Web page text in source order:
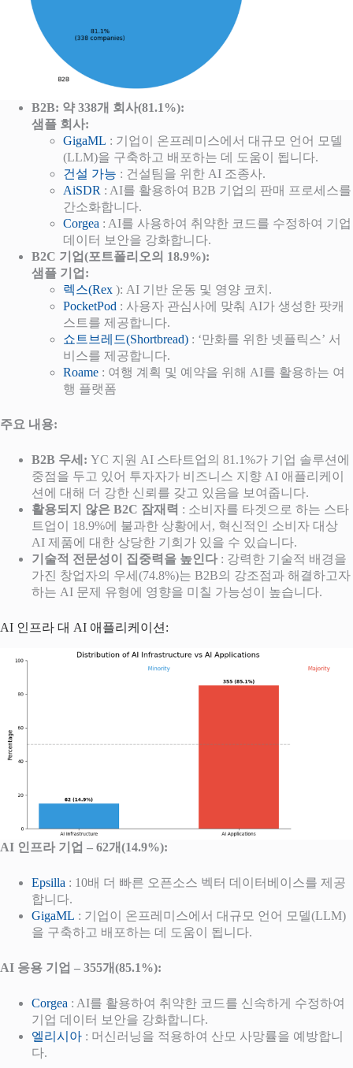
B2B: 약 338개 회사(81.1%):
샘플 회사:
GigaML : 기업이 온프레미스에서 대규모 언어 모델
(LLM)을 구축하고 배포하는 데 도움이 됩니다.
건설 가능 : 건설팀을 위한 AI 조종사.
AiSDR : AI를 활용하여 B2B 기업의 판매 프로세스를
간소화합니다.
Corgea : AI를 사용하여 취약한 코드를 수정하여 기업
데이터 보안을 강화합니다.
B2C 기업(포트폴리오의 18.9%):
샘플 기업:
렉스(Rex ): AI 기반 운동 및 영양 코치.
PocketPod : 사용자 관심사에 맞춰 AI가 생성한 팟캐
스트를 제공합니다.
쇼트브레드(Shortbread) : ‘만화를 위한 넷플릭스’ 서
비스를 제공합니다.
Roame : 여행 계획 및 예약을 위해 AI를 활용하는 여
행 플랫폼
주요 내용:
B2B 우세: YC 지원 AI 스타트업의 81.1%가 기업 솔루션에
중점을 두고 있어 투자자가 비즈니스 지향 AI 애플리케이
션에 대해 더 강한 신뢰를 갖고 있음을 보여줍니다.
활용되지 않은 B2C 잠재력 : 소비자를 타겟으로 하는 스타
트업이 18.9%에 불과한 상황에서, 혁신적인 소비자 대상
AI 제품에 대한 상당한 기회가 있을 수 있습니다.
기술적 전문성이 집중력을 높인다 : 강력한 기술적 배경을
가진 창업자의 우세(74.8%)는 B2B의 강조점과 해결하고자
하는 AI 문제 유형에 영향을 미칠 가능성이 높습니다.
AI 인프라 대 AI 애플리케이션:
AI 인프라 기업 – 62개(14.9%):
Epsilla : 10배 더 빠른 오픈소스 벡터 데이터베이스를 제공
합니다.
GigaML : 기업이 온프레미스에서 대규모 언어 모델(LLM)
을 구축하고 배포하는 데 도움이 됩니다.
AI 응용 기업 – 355개(85.1%):
Corgea : AI를 활용하여 취약한 코드를 신속하게 수정하여
기업 데이터 보안을 강화합니다.
엘리시아 : 머신러닝을 적용하여 산모 사망률을 예방합니
다.